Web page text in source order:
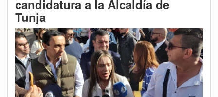
candidatura a la Alcaldía de
Tunja